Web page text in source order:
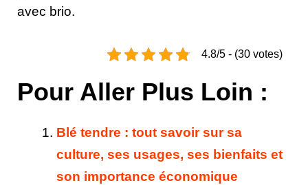
avec brio.
4.8/5 - (30 votes)
Pour Aller Plus Loin :
Blé tendre : tout savoir sur sa
culture, ses usages, ses bienfaits et
son importance économique